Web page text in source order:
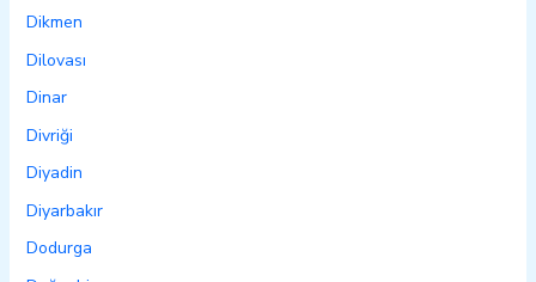
Dikmen
Dilovası
Dinar
Divriği
Diyadin
Diyarbakır
Dodurga